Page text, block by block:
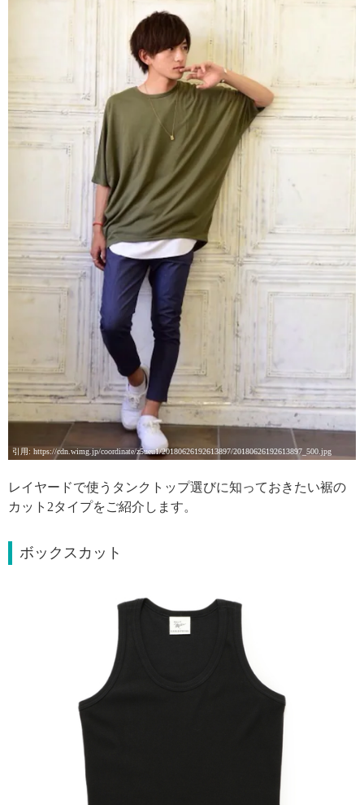
引用: https://cdn.wimg.jp/coordinate/z5ueu1/20180626192613897/20180626192613897_500.jpg
レイヤードで使うタンクトップ選びに知っておきたい裾の
カット2タイプをご紹介します。
ボックスカット